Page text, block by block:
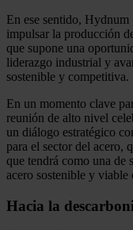
En ese sentido,
impulsar la producción
que supone una
liderazgo industrial y
sostenible y competitiva.
En un momento clave
reunión de alto nivel
un diálogo estratégico
para el sector del acero,
que tendrá como una de
acero sostenible y viable
Hacia la